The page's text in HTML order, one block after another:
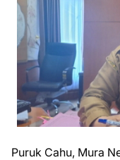
Puruk Cahu, Mura